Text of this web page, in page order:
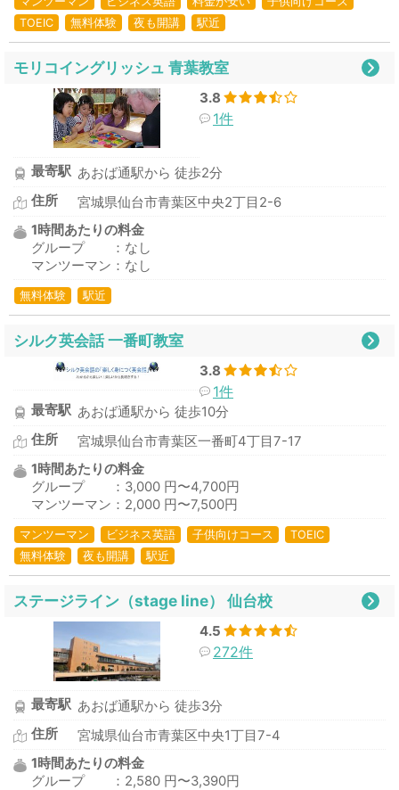
TOEIC
無料体験 夜も開講 駅近
モリコイングリッシュ 青葉教室
3.8
1件
最寄駅 あおば通駅から 徒歩2分
住所
宮城県仙台市青葉区中央2丁目2-6
1時間あたりの料金
グループ ：なし
マンツーマン：なし
無料体験 駅近
シルク英会話 一番町教室
3.8
1件
最寄駅 あおば通駅から 徒歩10分
住所
宮城県仙台市青葉区一番町4丁目7-17
1時間あたりの料金
グループ ：3,000 円〜4,700円
マンツーマン：2,000 円〜7,500円
マンツーマン ビジネス英語 子供向けコース
TOEIC
無料体験
夜も開講 駅近
ステージライン（stage line） 仙台校
4.5
272件
最寄駅 あおば通駅から 徒歩3分
住所
宮城県仙台市青葉区中央1丁目7-4
1時間あたりの料金
グループ ：2,580 円〜3,390円